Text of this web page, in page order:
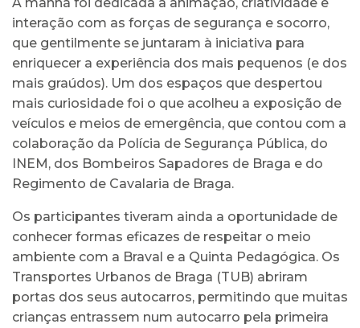
interação com as forças de segurança e socorro,
que gentilmente se juntaram à iniciativa para
enriquecer a experiência dos mais pequenos (e dos
mais graúdos). Um dos espaços que despertou
mais curiosidade foi o que acolheu a exposição de
veículos e meios de emergência, que contou com a
colaboração da Polícia de Segurança Pública, do
INEM, dos Bombeiros Sapadores de Braga e do
Regimento de Cavalaria de Braga.
Os participantes tiveram ainda a oportunidade de
conhecer formas eficazes de respeitar o meio
ambiente com a Braval e a Quinta Pedagógica. Os
Transportes Urbanos de Braga (TUB) abriram
portas dos seus autocarros, permitindo que muitas
crianças entrassem num autocarro pela primeira